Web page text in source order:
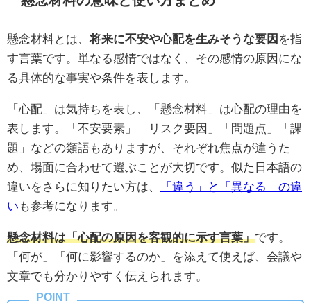
懸念材料とは、将来に不安や心配を生みそうな要因 を指
す言葉です。単なる感情ではなく、その感情の原因にな
る具体的な事実や条件を表します。
「心配」は気持ちを表し、「懸念材料」は心配の理由を
表します。「不安要素」「リスク要因」「問題点」「課
題」などの類語もありますが、それぞれ焦点が違うた
め、場面に合わせて選ぶことが大切です。似た日本語の
違いをさらに知りたい方は、
「違う」と「異なる」の違
い も参考になります。
懸念材料は「心配の原因を客観的に示す言葉」です。
「何が」「何に影響するのか」を添えて使えば、会議や
文章でも分かりやすく伝えられます。